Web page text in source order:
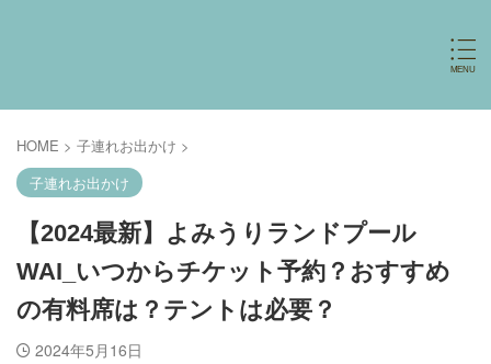
HOME > 子連れお出かけ >
子連れお出かけ
【2024最新】よみうりランドプール
WAI_いつからチケット予約？おすすめ
の有料席は？テントは必要？
2024年5月16日